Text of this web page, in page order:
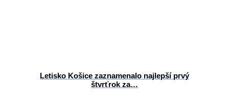
Letisko Košice zaznamenalo najlepší prvý
štvrťrok za…